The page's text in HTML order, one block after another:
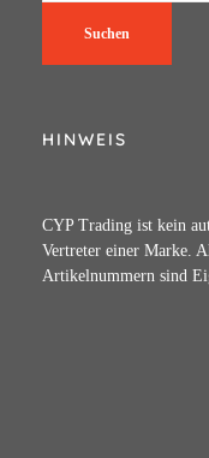
Suchen
HINWEIS
CYP Trading ist kein
Vertreter einer Marke.
Artikelnummern sind